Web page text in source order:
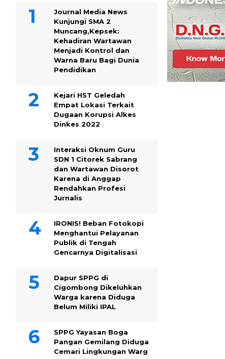
Journal Media News
Kunjungi SMA 2
Muncang,Kepsek:
Kehadiran Wartawan
Menjadi Kontrol dan
Warna Baru Bagi Dunia
Pendidikan
Kejari HST Geledah
Empat Lokasi Terkait
Dugaan Korupsi Alkes
Dinkes 2022
Interaksi Oknum Guru
SDN 1 Citorek Sabrang
dan Wartawan Disorot
Karena di Anggap
Rendahkan Profesi
Jurnalis
IRONIS! Beban Fotokopi
Menghantui Pelayanan
Publik di Tengah
Gencarnya Digitalisasi
Dapur SPPG di
Cigombong Dikeluhkan
Warga karena Diduga
Belum Miliki IPAL
SPPG Yayasan Boga
Pangan Gemilang Diduga
Cemari Lingkungan Warg